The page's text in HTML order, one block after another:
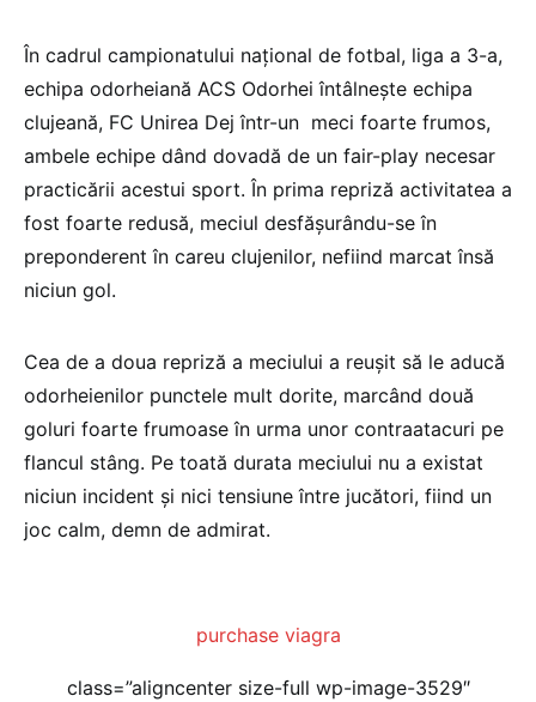
În cadrul campionatului naţional de fotbal, liga a 3-a,
echipa odorheiană ACS Odorhei întâlneşte echipa
clujeană, FC Unirea Dej într-un meci foarte frumos,
ambele echipe dând dovadă de un fair-play necesar
practicării acestui sport. În prima repriză activitatea a
fost foarte redusă, meciul desfăşurându-se în
preponderent în careu clujenilor, nefiind marcat însă
niciun gol.
Cea de a doua repriză a meciului a reuşit să le aducă
odorheienilor punctele mult dorite, marcând două
goluri foarte frumoase în urma unor contraatacuri pe
flancul stâng. Pe toată durata meciului nu a existat
niciun incident şi nici tensiune între jucători, fiind un
joc calm, demn de admirat.
purchase viagra
class=”aligncenter size-full wp-image-3529″